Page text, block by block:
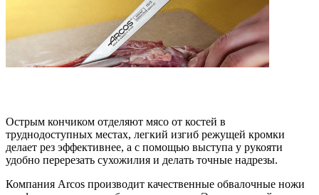
Острым кончиком отделяют мясо от костей в
труднодоступных местах, легкий изгиб режущей кромки
делает рез эффективнее, а с помощью выступа у рукояти
удобно перерезать сухожилия и делать точные надрезы.
Компания Arcos производит качественные обвалочные ножи